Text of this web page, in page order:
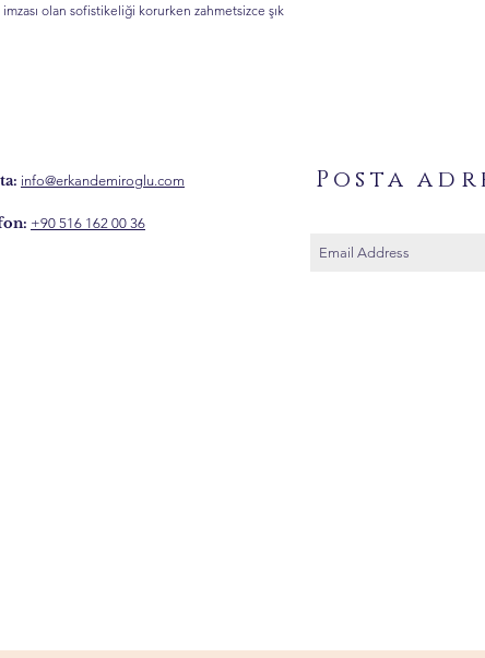
olan sofistikeliği korurken zahmetsizce şık
info@erkandemiroglu.com
+90 516 162 00 36
Posta